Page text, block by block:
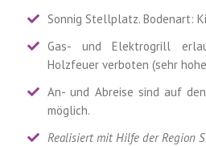
Sonnig Stellplatz. Bodenart:
Gas- und Elektrogrill
Holzfeuer verboten (sehr
An- und Abreise sind auf
möglich.
Realisiert mit Hilfe der Region